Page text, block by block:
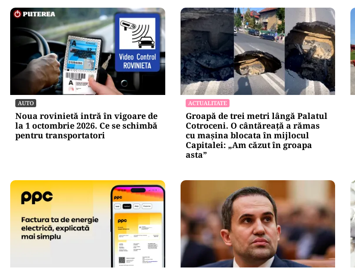
AUTO
Noua rovinietă intră în vigoare de
la 1 octombrie 2026. Ce se schimbă
pentru transportatori
ACTUALITATE
Groapă de trei metri lângă Palatul
Cotroceni. O cântăreață a rămas
cu mașina blocata în mijlocul
Capitalei: „Am căzut în groapa
asta”